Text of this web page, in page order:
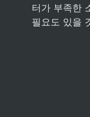
터가 부족한
필요도 있을